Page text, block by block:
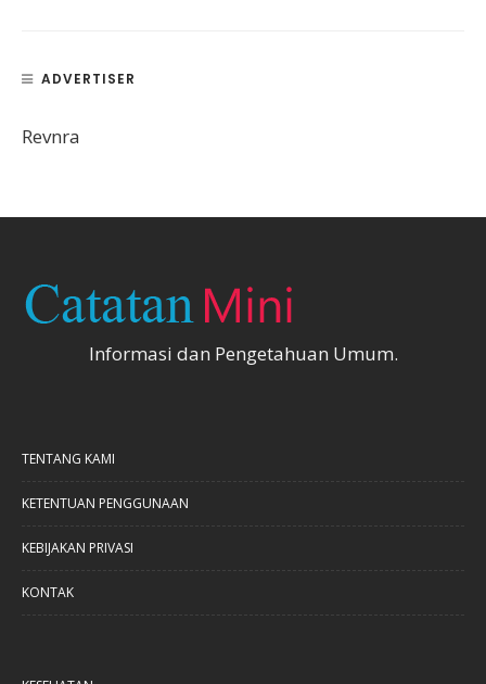
ADVERTISER
Revnra
Informasi dan Pengetahuan Umum.
TENTANG KAMI
KETENTUAN PENGGUNAAN
KEBIJAKAN PRIVASI
KONTAK